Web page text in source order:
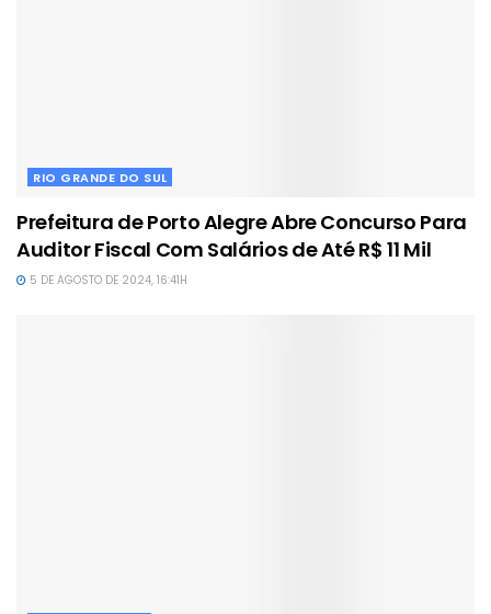
RIO GRANDE DO SUL
Prefeitura de Porto Alegre Abre Concurso Para
Auditor Fiscal Com Salários de Até R$ 11 Mil
5 DE AGOSTO DE 2024, 16:41H